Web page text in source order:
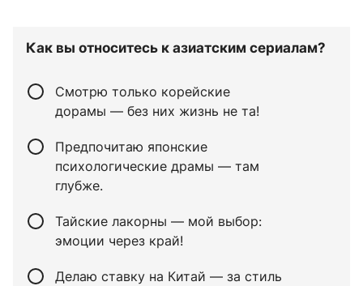
Как вы относитесь к азиатским сериалам?
Смотрю только корейские
дорамы — без них жизнь не та!
Предпочитаю японские
психологические драмы — там
глубже.
Тайские лакорны — мой выбор:
эмоции через край!
Делаю ставку на Китай — за стиль